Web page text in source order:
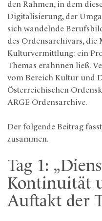
den Rahmen, in dem
Digitalisierung, der
sich wandelnde
des Ordensarchivars, die
Kulturvermittlung: ein
Themas erahnnen ließ.
vom Bereich Kultur und
Österreichischen
ARGE Ordensarchive.
Der folgende Beitrag
zusammen.
Tag 1:
Kontinuität
Auftakt der